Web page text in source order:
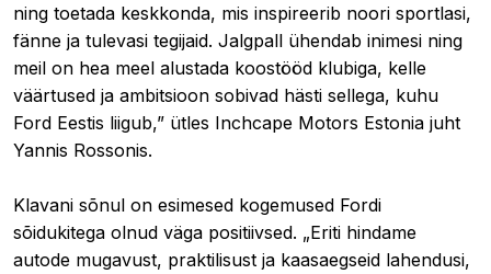
ning toetada keskkonda, mis inspireerib noori sportlasi,
fänne ja tulevasi tegijaid. Jalgpall ühendab inimesi ning
meil on hea meel alustada koostööd klubiga, kelle
väärtused ja ambitsioon sobivad hästi sellega, kuhu
Ford Eestis liigub,” ütles Inchcape Motors Estonia juht
Yannis Rossonis.
Klavani sõnul on esimesed kogemused Fordi
sõidukitega olnud väga positiivsed. „Eriti hindame
autode mugavust, praktilisust ja kaasaegseid lahendusi,